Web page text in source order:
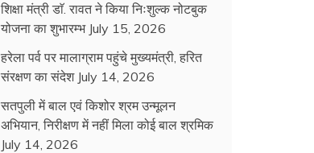
शिक्षा मंत्री डाॅ. रावत ने किया निःशुल्क नोटबुक
योजना का शुभारम्भ July 15, 2026
हरेला पर्व पर मालाग्राम पहुंचे मुख्यमंत्री, हरित
संरक्षण का संदेश July 14, 2026
सतपुली में बाल एवं किशोर श्रम उन्मूलन
अभियान, निरीक्षण में नहीं मिला कोई बाल श्रमिक
July 14, 2026